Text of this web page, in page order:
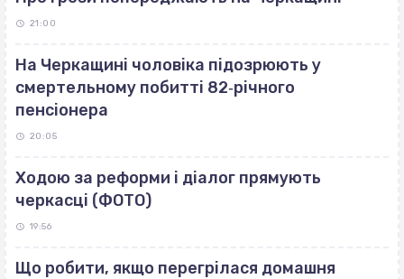
21:00
На Черкащині чоловіка підозрюють у
смертельному побитті 82‐річного
пенсіонера
20:05
Ходою за реформи і діалог прямують
черкасці (ФОТО)
19:56
Що робити, якщо перегрілася домашня